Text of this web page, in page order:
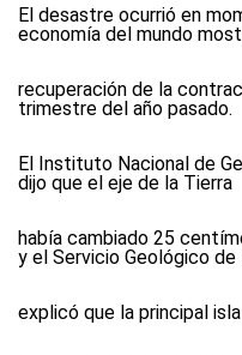
El desastre ocurrió en
economía del mundo
recuperación de la
trimestre del año pasado.
El Instituto Nacional de
dijo que el eje de la Tierra
había cambiado 25
y el Servicio Geológico de
explicó que la principal